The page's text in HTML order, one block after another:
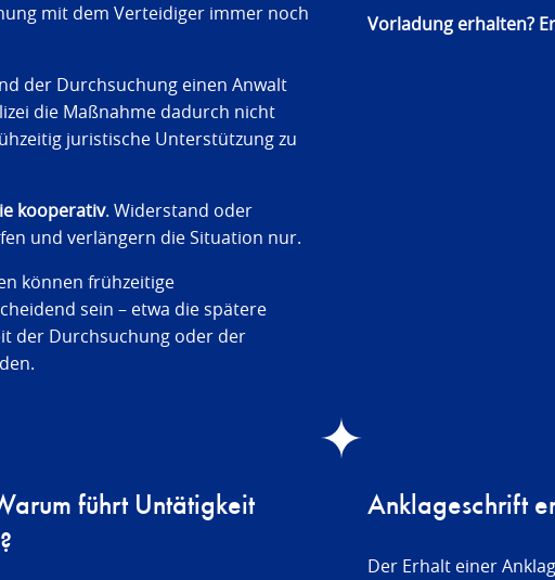
mit dem Verteidiger immer noch
der Durchsuchung einen Anwalt
die Maßnahme dadurch nicht
juristische Unterstützung zu
kooperativ. Widerstand oder
und verlängern die Situation nur.
können frühzeitige
sein – etwa die spätere
der Durchsuchung oder der
Vorladung erhalten?
führt Untätigkeit
Anklageschrift
Der Erhalt einer